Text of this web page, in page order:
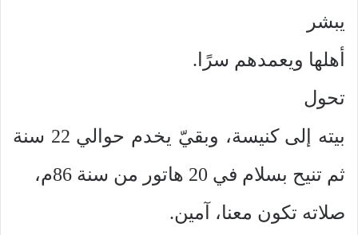
يبشر
أهلها ويعمدهم سرًا.
تحول
بيته إلى كنيسة، وبقيّ يخدم حوالي 22 سنة
ثم تنيح بسلام في 20 هاتور من سنة 86م،
صلاته تكون معنا، آمين.